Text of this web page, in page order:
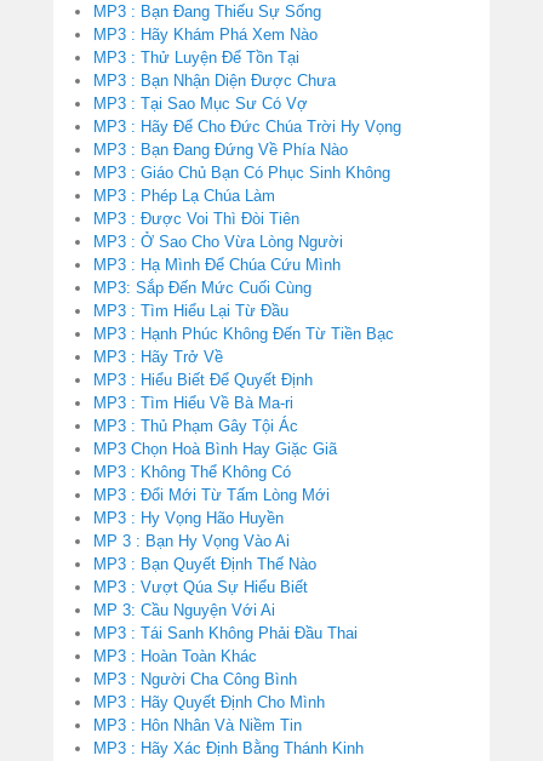
MP3 : Bạn Đang Thiếu Sự Sống
MP3 : Hãy Khám Phá Xem Nào
MP3 : Thử Luyện Để Tồn Tại
MP3 : Bạn Nhận Diện Được Chưa
MP3 : Tại Sao Mục Sư Có Vợ
MP3 : Hãy Để Cho Đức Chúa Trời Hy Vọng
MP3 : Bạn Đang Đứng Về Phía Nào
MP3 : Giáo Chủ Bạn Có Phục Sinh Không
MP3 : Phép Lạ Chúa Làm
MP3 : Được Voi Thì Đòi Tiên
MP3 : Ở Sao Cho Vừa Lòng Người
MP3 : Hạ Mình Để Chúa Cứu Mình
MP3: Sắp Đến Mức Cuối Cùng
MP3 : Tìm Hiểu Lại Từ Đầu
MP3 : Hạnh Phúc Không Đến Từ Tiền Bạc
MP3 : Hãy Trở Về
MP3 : Hiểu Biết Để Quyết Định
MP3 : Tìm Hiểu Về Bà Ma-ri
MP3 : Thủ Phạm Gây Tội Ác
MP3 Chọn Hoà Bình Hay Giặc Giã
MP3 : Không Thể Không Có
MP3 : Đổi Mới Từ Tấm Lòng Mới
MP3 : Hy Vọng Hão Huyền
MP 3 : Bạn Hy Vọng Vào Ai
MP3 : Bạn Quyết Định Thế Nào
MP3 : Vượt Qúa Sự Hiểu Biết
MP 3: Cầu Nguyện Với Ai
MP3 : Tái Sanh Không Phải Đầu Thai
MP3 : Hoàn Toàn Khác
MP3 : Người Cha Công Bình
MP3 : Hãy Quyết Định Cho Mình
MP3 : Hôn Nhân Và Niềm Tin
MP3 : Hãy Xác Định Bằng Thánh Kinh